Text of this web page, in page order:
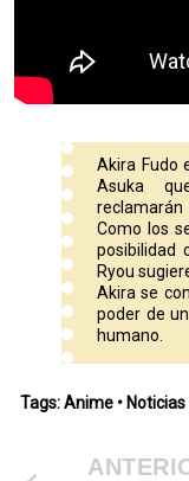
Akira Fudo
Asuka
reclamarán
Como los
posibilidad
Ryou
Akira se
poder de
humano.
Tags:Anime • Noticias